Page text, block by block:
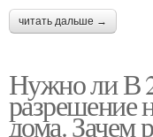
читать дальше →
Нужно ли В
разрешение
дома. Зачем